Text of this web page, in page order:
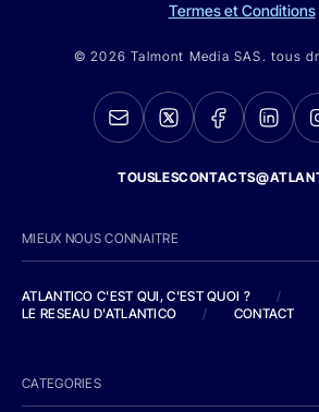
Termes et Conditions
© 2026 Talmont Media SAS. tous
MIEUX NOUS CONNAITRE
ATLANTICO C'EST QUI, C'EST QUOI ?
/
LE RESEAU D'ATLANTICO
/ CONTACT
CATEGORIES